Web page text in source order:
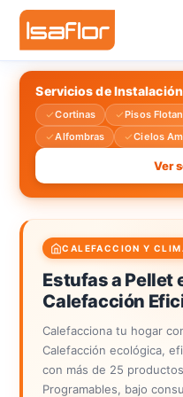
Servicios de
Cortinas Pisos
Alfombras
Cielos
Ver
CALEFACCION Y
Estufas a Pellet
Calefacción
Calefacciona tu hogar
Calefacción ecológica,
con más de 25
Programables, bajo